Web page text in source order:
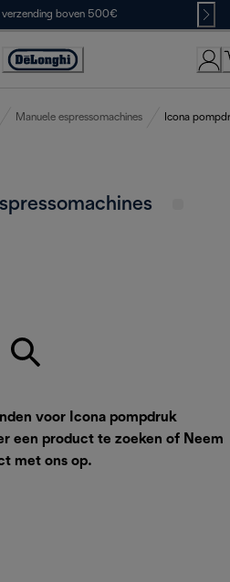
verzending boven 500€
Accessibility
Manuele espressomachines Icona
voor Icona pompdruk
een product te zoeken of Neem
met ons op.